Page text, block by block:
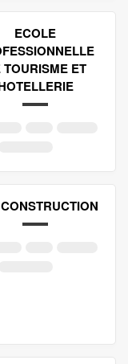
ECOLE
TOURISME ET